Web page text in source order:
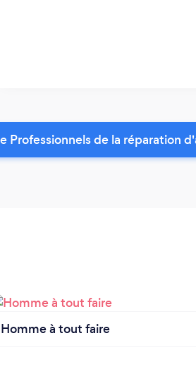
Professionnels de la réparation
Homme à tout faire